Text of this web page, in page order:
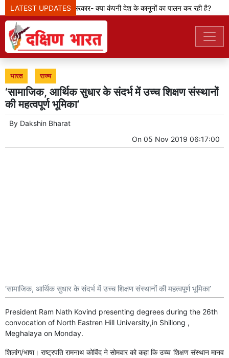
LATEST UPDATES
मेटा टीम से पूछ रही सरकार- क्या कंपनी देश के कानूनों का पालन कर रही है?
भारत राज्य
‘सामाजिक, आर्थिक सुधार के संदर्भ में उच्च शिक्षण संस्थानों
की महत्वपूर्ण भूमिका’
By Dakshin Bharat
On 05 Nov 2019 06:17:00
‘सामाजिक, आर्थिक सुधार के संदर्भ में उच्च शिक्षण संस्थानों की महत्वपूर्ण भूमिका’
President Ram Nath Kovind presenting degrees during the 26th
convocation of North Eastren Hill University,in Shillong ,
Meghalaya on Monday.
शिलांग/भाषा। राष्ट्रपति रामनाथ कोविंद ने सोमवार को कहा कि उच्च शिक्षण संस्थान मानव